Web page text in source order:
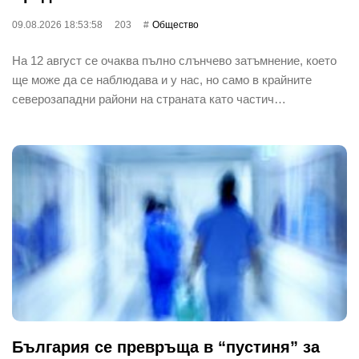
09.08.2026 18:53:58 203 Общество
На 12 август се очаква пълно слънчево затъмнение, което
ще може да се наблюдава и у нас, но само в крайните
северозападни райони на страната като частич…
България се превръща в “пустиня” за